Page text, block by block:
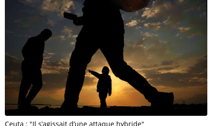
Ceuta : "Il s’agissait d’une attaque hybride"